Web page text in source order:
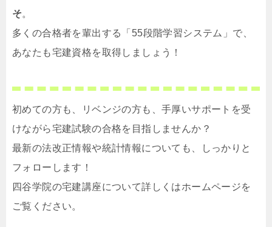
そ。
多くの合格者を輩出する「55段階学習システム」で、
あなたも宅建資格を取得しましょう！
初めての方も、リベンジの方も、手厚いサポートを受
けながら宅建試験の合格を目指しませんか？
最新の法改正情報や統計情報についても、しっかりと
フォローします！
四谷学院の宅建講座について詳しくはホームページを
ご覧ください。